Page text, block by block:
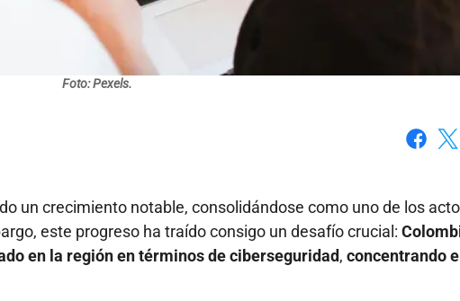
Foto: Pexels.
un crecimiento notable, consolidándose como uno de los
este progreso ha traído consigo un desafío crucial:
en la región en términos de ciberseguridad, concentrando